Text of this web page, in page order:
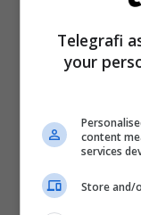
Telegrafi
your
content
services
Store and/